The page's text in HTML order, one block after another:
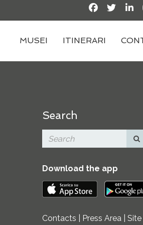
MUSEI ITINERARI
Search
Download the app
Contacts Press Area